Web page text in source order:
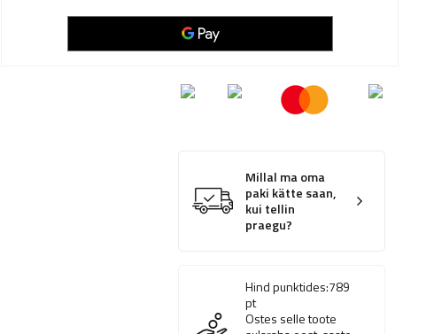
Millal ma oma
paki kätte saan,
kui tellin
praegu?
Hind punktides:789
pt
Ostes selle toote